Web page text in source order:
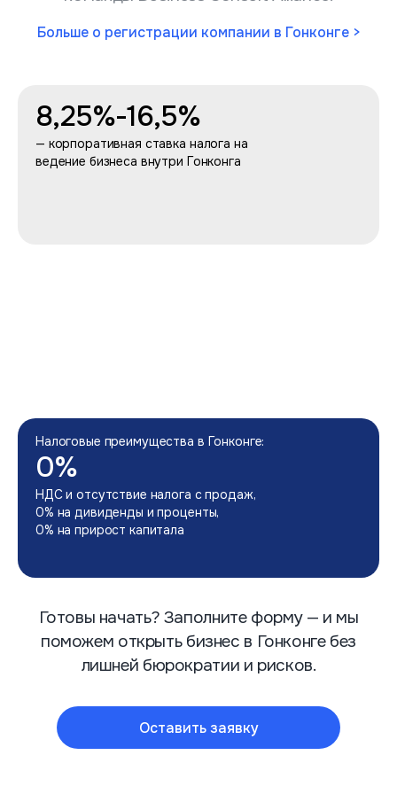
Больше о регистрации компании в Гонконге>
8,25%-16,5%
— корпоративная ставка налога на
ведение бизнеса внутри Гонконга
Налоговые преимущества в Гонконге:
0%
НДС и отсутствие налога с продаж,
0% на дивиденды и проценты,
0% на прирост капитала
Готовы начать? Заполните форму — и мы
поможем открыть бизнес в Гонконге без
лишней бюрократии и рисков.
Оставить заявку